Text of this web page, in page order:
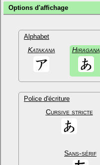
Options d'affichage
Alphabet
Katakana Hiragana
Police d'écriture
Cursive stricte
Sans-sérif